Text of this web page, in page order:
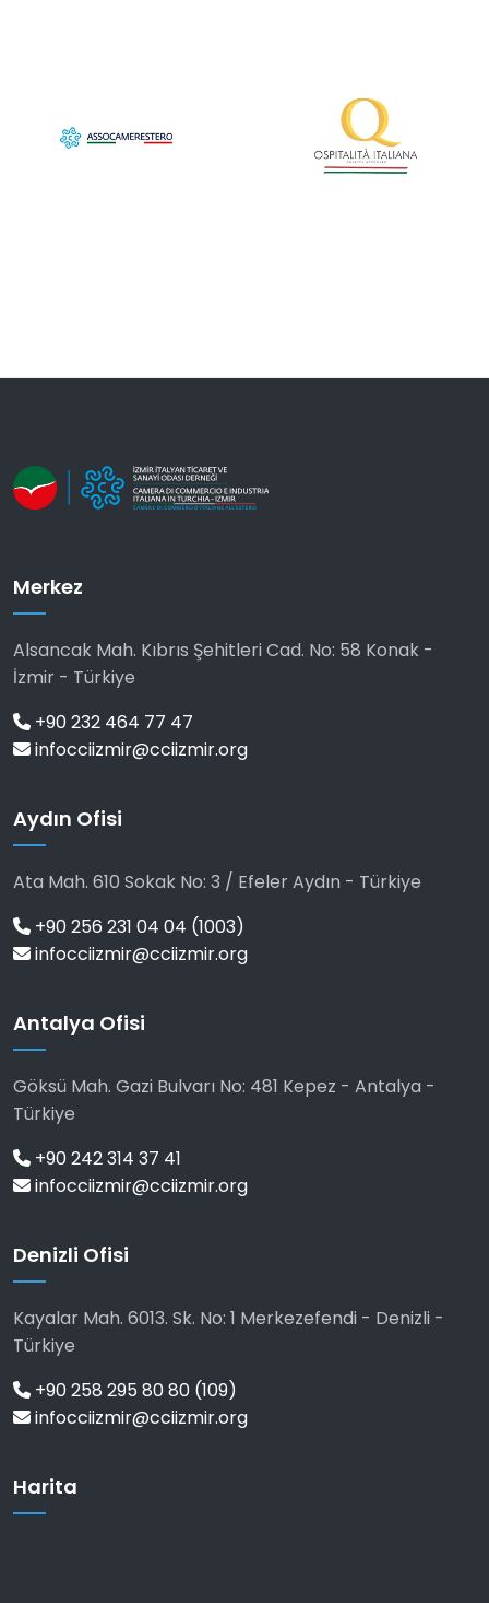
Merkez
Alsancak Mah. Kıbrıs Şehitleri Cad. No: 58 Konak -
İzmir - Türkiye
+90 232 464 77 47
infocciizmir@cciizmir.org
Aydın Ofisi
Ata Mah. 610 Sokak No: 3 / Efeler Aydın - Türkiye
+90 256 231 04 04 (1003)
infocciizmir@cciizmir.org
Antalya Ofisi
Göksü Mah. Gazi Bulvarı No: 481 Kepez - Antalya -
Türkiye
+90 242 314 37 41
infocciizmir@cciizmir.org
Denizli Ofisi
Kayalar Mah. 6013. Sk. No: 1 Merkezefendi - Denizli -
Türkiye
+90 258 295 80 80 (109)
infocciizmir@cciizmir.org
Harita